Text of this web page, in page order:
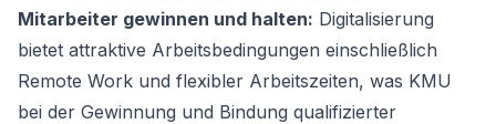
Mitarbeiter gewinnen und halten: Digitalisierung
bietet attraktive Arbeitsbedingungen einschließlich
Remote Work und flexibler Arbeitszeiten, was KMU
bei der Gewinnung und Bindung qualifizierter